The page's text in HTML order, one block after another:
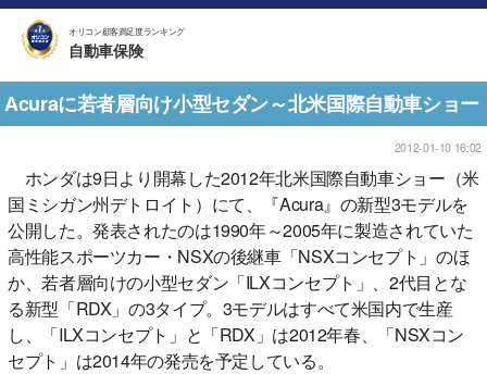
オリコン顧客満足度ランキング
自動車保険
Acuraに若者層向け小型セダン～北米国際自動車ショー
2012-01-10 16:02
ホンダは9日より開幕した2012年北米国際自動車ショー（米
国ミシガン州デトロイト）にて、『Acura』の新型3モデルを
公開した。発表されたのは1990年～2005年に製造されていた
高性能スポーツカー・NSXの後継車「NSXコンセプト」のほ
か、若者層向けの小型セダン「ILXコンセプト」、2代目とな
る新型「RDX」の3タイプ。3モデルはすべて米国内で生産
し、「ILXコンセプト」と「RDX」は2012年春、「NSXコン
セプト」は2014年の発売を予定している。